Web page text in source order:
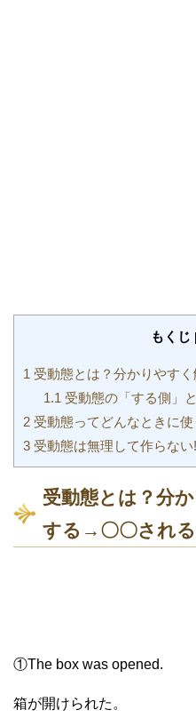
もくじ
1 受動態とは？分かりやす
1.1 受動態の「する側」
2 受動態ってどんなときに使
3 受動態は無理して作らない!
受動態とは？分
する→〇〇される
①The box was opened.
箱が開けられた。